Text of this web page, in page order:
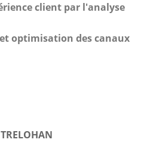
client par l'analyse
optimisation des canaux